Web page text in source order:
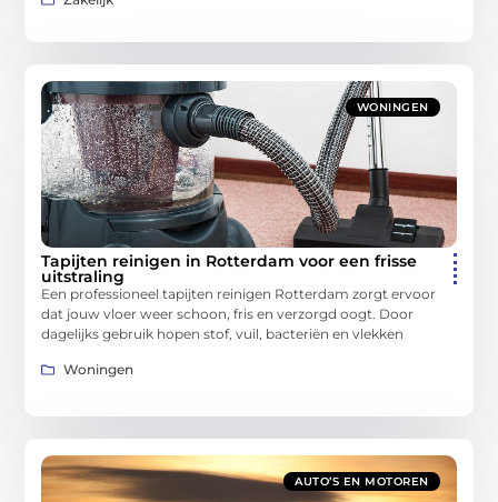
WONINGEN
Tapijten reinigen in Rotterdam voor een frisse
uitstraling
Een professioneel tapijten reinigen Rotterdam zorgt ervoor
dat jouw vloer weer schoon, fris en verzorgd oogt. Door
dagelijks gebruik hopen stof, vuil, bacteriën en vlekken
Woningen
AUTO’S EN MOTOREN